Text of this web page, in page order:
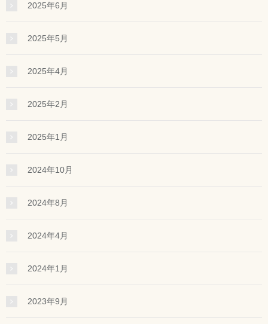
2025年6月
2025年5月
2025年4月
2025年2月
2025年1月
2024年10月
2024年8月
2024年4月
2024年1月
2023年9月